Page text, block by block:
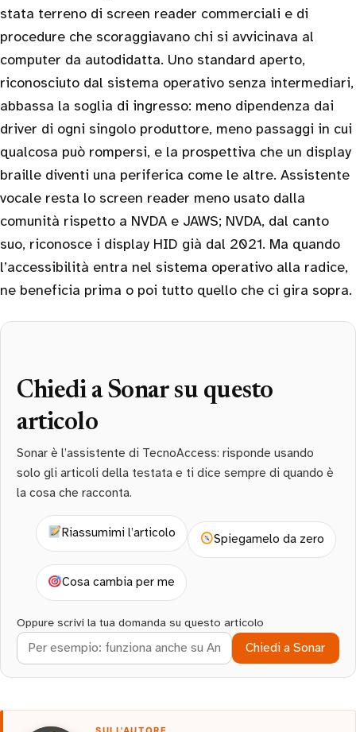
stata terreno di screen reader commerciali e di
procedure che scoraggiavano chi si avvicinava al
computer da autodidatta. Uno standard aperto,
riconosciuto dal sistema operativo senza intermediari,
abbassa la soglia di ingresso: meno dipendenza dai
driver di ogni singolo produttore, meno passaggi in cui
qualcosa può rompersi, e la prospettiva che un display
braille diventi una periferica come le altre. Assistente
vocale resta lo screen reader meno usato dalla
comunità rispetto a NVDA e JAWS; NVDA, dal canto
suo, riconosce i display HID già dal 2021. Ma quando
l’accessibilità entra nel sistema operativo alla radice,
ne beneficia prima o poi tutto quello che ci gira sopra.
Chiedi a Sonar su questo
articolo
Sonar è l’assistente di TecnoAccess: risponde usando
solo gli articoli della testata e ti dice sempre di quando è
la cosa che racconta.
Riassumimi l’articolo Spiegamelo da zero
Cosa cambia per me
Oppure scrivi la tua domanda su questo articolo
Chiedi a Sonar